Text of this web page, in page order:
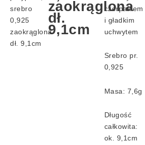
srebro
0,925
zaokrąglona
dł. 9,1cm
zaokrąglona
dł.
9,1cm
czerpakiem
i gładkim
uchwytem
Srebro pr.
0,925
Masa: 7,6g
Długość
całkowita:
ok. 9,1cm